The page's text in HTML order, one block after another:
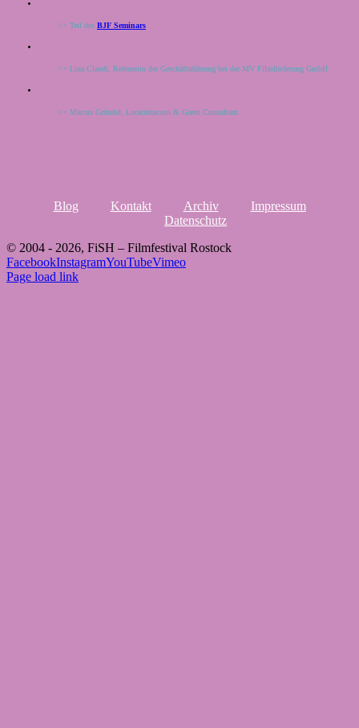
>> Teil des BJF Seminars
>> Lina Claudi, Referentin der Geschäftsführung bei der MV Filmförderung GmbH
>> Marcus Gründel, Locationscout & Green Consultant
Blog Kontakt Archiv
Impressum
Datenschutz
© 2004 - 2026, FiSH – Filmfestival Rostock
FacebookInstagramYouTubeVimeo
Page load link